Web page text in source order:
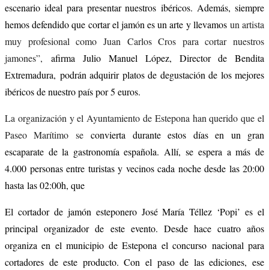
escenario ideal para presentar nuestros ibéricos. Además, siempre
hemos defendido que cortar el jamón es un arte y llevamos un artista
muy profesional como Juan Carlos Cros para cortar nuestros
jamones”, afirma Julio Manuel López, Director de Bendita
Extremadura, podrán adquirir platos de degustación de los mejores
ibéricos de nuestro país por 5 euros.
La organización y el Ayuntamiento de Estepona han querido que el
Paseo Marítimo seconvierta durante estos días en un gran
escaparate de la gastronomía española. Allí, se espera a más de
4.000 personas entre turistas y vecinos cada noche desde las 20:00
hasta las 02:00h, que
El cortador de jamón esteponero José María Téllez ‘Popi’ es el
principal organizador de este evento. Desde hace cuatro años
organiza en el municipio de Estepona el concurso nacional para
cortadores de este producto. Con el paso de las ediciones, ese